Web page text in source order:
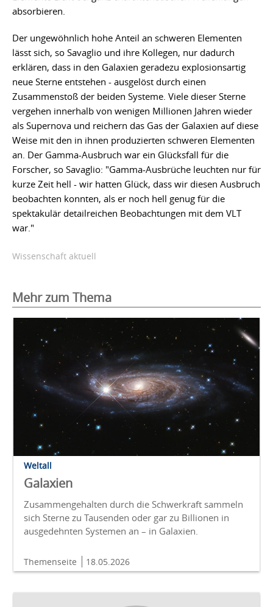
absorbieren.
Der ungewöhnlich hohe Anteil an schweren Elementen
lässt sich, so Savaglio und ihre Kollegen, nur dadurch
erklären, dass in den Galaxien geradezu explosionsartig
neue Sterne entstehen - ausgelöst durch einen
Zusammenstoß der beiden Systeme. Viele dieser Sterne
vergehen innerhalb von wenigen Millionen Jahren wieder
als Supernova und reichern das Gas der Galaxien auf diese
Weise mit den in ihnen produzierten schweren Elementen
an. Der Gamma-Ausbruch war ein Glücksfall für die
Forscher, so Savaglio: "Gamma-Ausbrüche leuchten nur für
kurze Zeit hell - wir hatten Glück, dass wir diesen Ausbruch
beobachten konnten, als er noch hell genug für die
spektakulär detailreichen Beobachtungen mit dem VLT
war."
Wissenschaft aktuell
Mehr zum Thema
Weltall
Galaxien
Zusammengehalten durch die Schwerkraft sammeln
sich Sterne zu Tausenden oder gar zu Billionen in
ausgedehnten Systemen an – in Galaxien.
Themenseite 18.05.2026